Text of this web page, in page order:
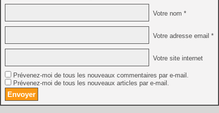
Votre nom *
Votre adresse email *
Votre site internet
Prévenez-moi de tous les nouveaux commentaires par e-mail.
Prévenez-moi de tous les nouveaux articles par e-mail.